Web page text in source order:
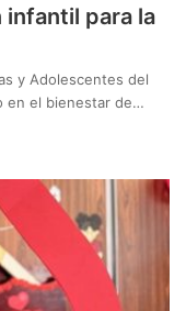
para la
y Adolescentes del
en el bienestar de…